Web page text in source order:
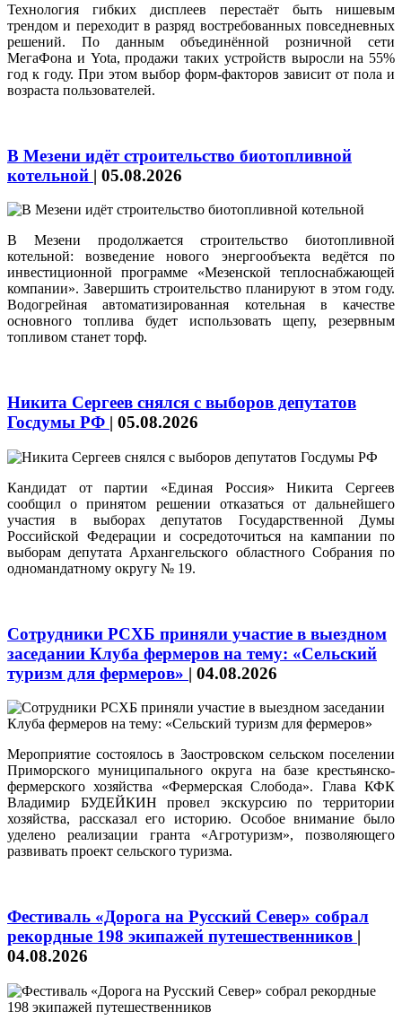
Технология гибких дисплеев перестаёт быть нишевым
трендом и переходит в разряд востребованных повседневных
решений. По данным объединённой розничной сети
МегаФона и Yota, продажи таких устройств выросли на 55%
год к году. При этом выбор форм‑факторов зависит от пола и
возраста пользователей.
В Мезени идёт строительство биотопливной
котельной | 05.08.2026
В Мезени продолжается строительство биотопливной
котельной: возведение нового энергообъекта ведётся по
инвестиционной программе «Мезенской теплоснабжающей
компании». Завершить строительство планируют в этом году.
Водогрейная автоматизированная котельная в качестве
основного топлива будет использовать щепу, резервным
топливом станет торф.
Никита Сергеев снялся с выборов депутатов
Госдумы РФ | 05.08.2026
Кандидат от партии «Единая Россия» Никита Сергеев
сообщил о принятом решении отказаться от дальнейшего
участия в выборах депутатов Государственной Думы
Российской Федерации и сосредоточиться на кампании по
выборам депутата Архангельского областного Собрания по
одномандатному округу № 19.
Сотрудники РСХБ приняли участие в выездном
заседании Клуба фермеров на тему: «Сельский
туризм для фермеров» | 04.08.2026
Мероприятие состоялось в Заостровском сельском поселении
Приморского муниципального округа на базе крестьянско-
фермерского хозяйства «Фермерская Слобода». Глава КФК
Владимир БУДЕЙКИН провел экскурсию по территории
хозяйства, рассказал его историю. Особое внимание было
уделено реализации гранта «Агротуризм», позволяющего
развивать проект сельского туризма.
Фестиваль «Дорога на Русский Север» собрал
рекордные 198 экипажей путешественников |
04.08.2026